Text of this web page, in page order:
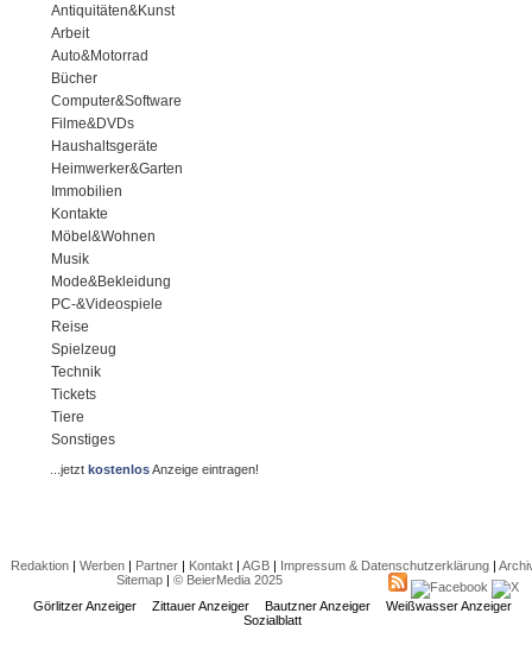
Antiquitäten&Kunst
Arbeit
Auto&Motorrad
Bücher
Computer&Software
Filme&DVDs
Haushaltsgeräte
Heimwerker&Garten
Immobilien
Kontakte
Möbel&Wohnen
Musik
Mode&Bekleidung
PC-&Videospiele
Reise
Spielzeug
Technik
Tickets
Tiere
Sonstiges
...jetztkostenlosAnzeige eintragen!
Redaktion| Werben| Partner| Kontakt| AGB| Impressum & Datenschutzerklärung|
Sitemap| © BeierMedia 2025
Görlitzer Anzeiger
Zittauer Anzeiger Bautzner Anzeiger
Weißwasser Anzeiger
Sozialblatt